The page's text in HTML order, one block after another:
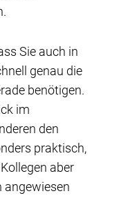
Sie auch in
genau die
benötigen.
im
den
praktisch,
aber